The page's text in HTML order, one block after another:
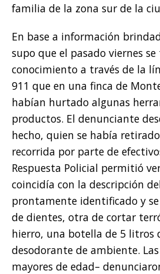
familia de la zona sur de la
En base a información
supo que el pasado viernes
conocimiento a través de la
911 que en una finca de
habían hurtado algunas
productos. El denunciante
hecho, quien se había
recorrida por parte de
Respuesta Policial permitió
coincidía con la descripción
prontamente identificado y
de dientes, otra de cortar
hierro, una botella de 5 litros
desodorante de ambiente.
mayores de edad–